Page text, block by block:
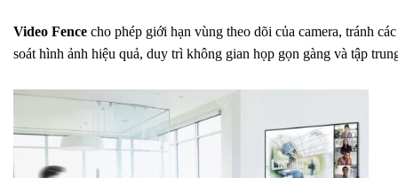
Video Fence cho phép giới hạn vùng theo dõi của camera, tránh
soát hình ảnh hiệu quả, duy trì không gian họp gọn gàng và tập